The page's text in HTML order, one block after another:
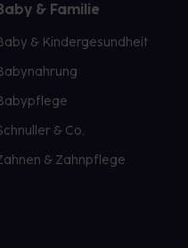
& Familie
& Kindergesundheit
& Co.
& Zahnpflege